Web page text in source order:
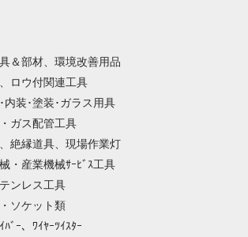
＆部材、環境改善用品
ロウ付関連工具
内装･塗装･ガラス用具
ガス配管工具
絶縁道具、現場作業灯
・産業機械ｻｰﾋﾞｽ工具
ンレス工具
ソケット類
ﾊﾞｰ、ﾜｲﾔｰﾂｲｽﾀｰ